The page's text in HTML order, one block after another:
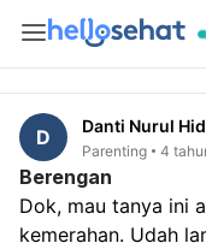
D Danti Nurul
Parenting 4
Berengan
Dok, mau tanya ini
kemerahan. Udah